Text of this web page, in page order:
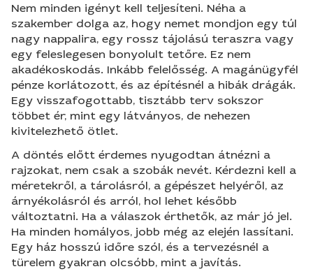
Nem minden igényt kell teljesíteni. Néha a
szakember dolga az, hogy nemet mondjon egy túl
nagy nappalira, egy rossz tájolású teraszra vagy
egy feleslegesen bonyolult tetőre. Ez nem
akadékoskodás. Inkább felelősség. A magánügyfél
pénze korlátozott, és az építésnél a hibák drágák.
Egy visszafogottabb, tisztább terv sokszor
többet ér, mint egy látványos, de nehezen
kivitelezhető ötlet.
A döntés előtt érdemes nyugodtan átnézni a
rajzokat, nem csak a szobák nevét. Kérdezni kell a
méretekről, a tárolásról, a gépészet helyéről, az
árnyékolásról és arról, hol lehet később
változtatni. Ha a válaszok érthetők, az már jó jel.
Ha minden homályos, jobb még az elején lassítani.
Egy ház hosszú időre szól, és a tervezésnél a
türelem gyakran olcsóbb, mint a javítás.